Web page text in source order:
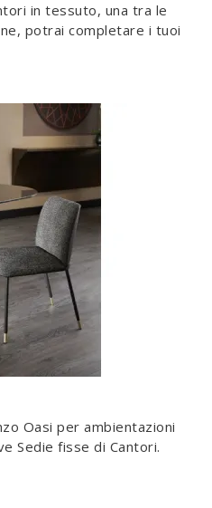
in tessuto, una tra le
potrai completare i tuoi
Oasi per ambientazioni
Sedie fisse di Cantori.